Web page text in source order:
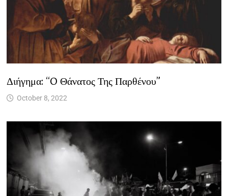
Διήγημα: “O Θάνατος Της Παρθένου”
October 8, 2022